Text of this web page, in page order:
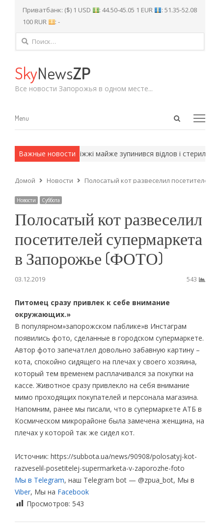
Приватбанк: ($) 1 USD : 44.50-45.05 1 EUR
: 51.35-52.08
100 RUR
: -
Найти:
SkyNewsZP
Все новости Запорожья в одном месте...
Open
Menu
Menu
Важные новости
методы. У Запоріжжі майже зупинився відлов і
Домой Новости Полосатый кот развеселил посетителей
Новости Суббота
Полосатый кот развеселил
посетителей супермаркета
в Запорожье (ФОТО)
03.12.2019 543
Питомец сразу привлек к себе внимание
окружающих.»
В популярном»запорожском паблике»в Инстаграм
появились фото, сделанные в городском супермаркете.
Автор фото запечатлел довольно забавную картину –
кота, спокойно сидящего на плечах у своего хозяина,
который тем временем расплачивался за покупки на
кассе. Животное сразу привлекло на себя внимание
мимо проходящих покупателей и персонала магазина.
Напомним, ранее мы писали, что в супермаркете АТБ в
Космическом микрорайоне была замечена женщина, на
плечах у которой так же сидел кот.
Источник: https://subbota.ua/news/90908/polosatyj-kot-
razveselil-posetitelej-supermarketa-v-zaporozhe-foto
Мы в Telegram, наш Telegram bot — @zpua_bot, Мы в
Viber, Мы на Facebook
Просмотров: 543